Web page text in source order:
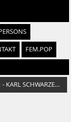
FEM.POP
47/01 - KARL SCHWARZENBERG ÜBER TEMELIN